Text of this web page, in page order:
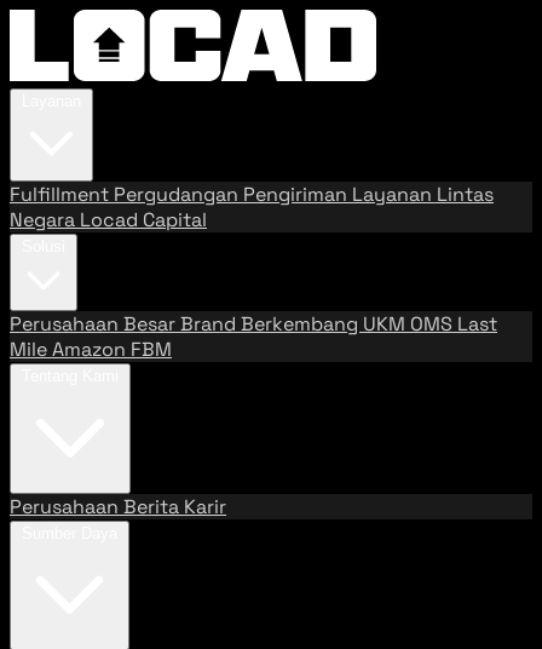
Fulfillment Pergudangan Pengiriman Layanan Lintas
Negara Locad Capital
Perusahaan BesarBrand Berkembang UKM OMS Last
MileAmazon FBM
Perusahaan Berita Karir